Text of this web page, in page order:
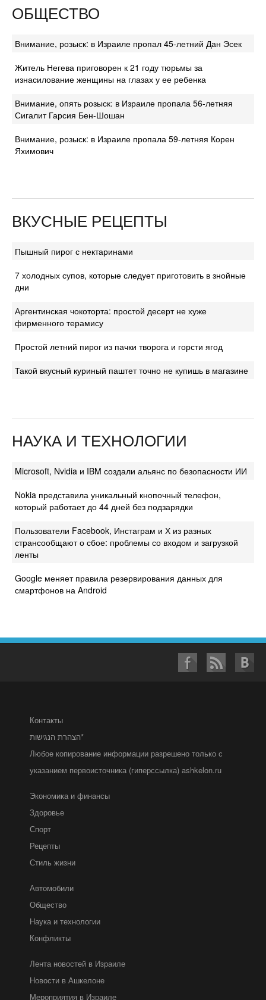
ОБЩЕСТВО
Внимание, розыск: в Израиле пропал 45-летний Дан Эсек
Житель Негева приговорен к 21 году тюрьмы за
изнасилование женщины на глазах у ее ребенка
Внимание, опять розыск: в Израиле пропала 56-летняя
Сигалит Гарсия Бен-Шошан
Внимание, розыск: в Израиле пропала 59-летняя Корен
Яхимович
ВКУСНЫЕ РЕЦЕПТЫ
Пышный пирог с нектаринами
7 холодных супов, которые следует приготовить в знойные
дни
Аргентинская чокоторта: простой десерт не хуже
фирменного терамису
Простой летний пирог из пачки творога и горсти ягод
Такой вкусный куриный паштет точно не купишь в магазине
НАУКА И ТЕХНОЛОГИИ
Microsoft, Nvidia и IBM создали альянс по безопасности ИИ
Nokia представила уникальный кнопочный телефон,
который работает до 44 дней без подзарядки
Пользователи Facebook, Инстаграм и Х из разных
странсообщают о сбое: проблемы со входом и загрузкой
ленты
Google меняет правила резервирования данных для
смартфонов на Android
Контакты
הצהרת הנגישות*
Любое копирование информации разрешено только с
указанием первоисточника (гиперссылка) ashkelon.ru
Экономика и финансы
Здоровье
Спорт
Рецепты
Стиль жизни
Автомобили
Общество
Наука и технологии
Конфликты
Лента новостей в Израиле
Новости в Ашкелоне
Мероприятия в Израиле